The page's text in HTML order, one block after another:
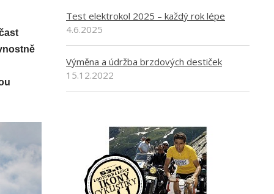
Test elektrokol 2025 – každý rok lépe
4.6.2025
Výměna a údržba brzdových destiček
15.12.2022